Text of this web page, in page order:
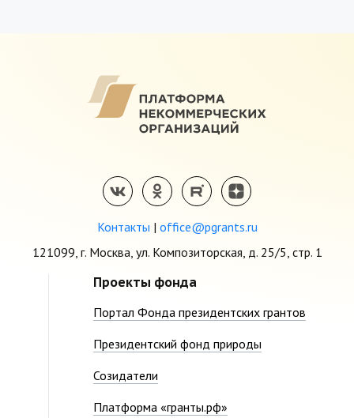
Контакты | office@pgrants.ru
121099, г. Москва, ул. Композиторская, д. 25/5, стр. 1
Проекты фонда
Портал Фонда президентских грантов
Президентский фонд природы
Созидатели
Платформа «гранты.рф»